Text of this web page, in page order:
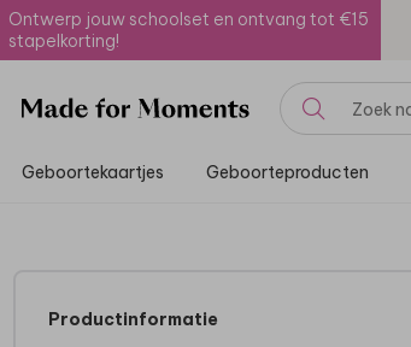
Ontwerp jouw schoolset en ontvang tot €15
stapelkorting!
Geboortekaartjes Geboorteproducten
Productinformatie